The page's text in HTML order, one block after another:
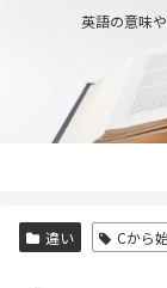
英語の意味
違い Cから